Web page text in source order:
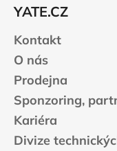
YATE.CZ
Kontakt
O nás
Prodejna
Sponzoring,
Kariéra
Divize